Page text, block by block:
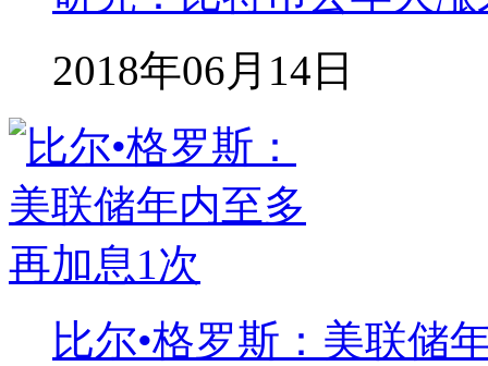
2018年06月14日
比尔•格罗斯：美联储